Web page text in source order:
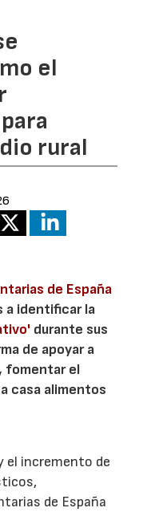
el
rural
de España
a identificar la
durante sus
de apoyar a
fomentar el
casa alimentos
el incremento de
de España